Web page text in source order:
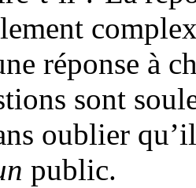
réponse à
sont
oublier
public.